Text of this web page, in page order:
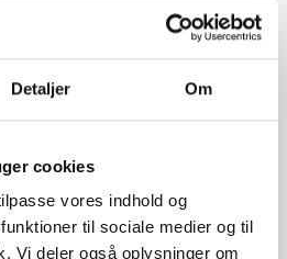
Detaljer Om
cookies
vores indhold og
til sociale medier og til
Vi deler også oplysninger om
stk. tilgængelig